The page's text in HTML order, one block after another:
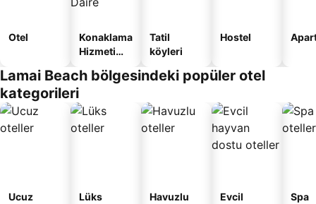
Otel
Konaklama
Hizmeti
Apart
Tatil
köyleri
Hostel
Lamai Beach bölgesindeki popüler otel
kategorileri
Ucuz
Lüks
Havuzlu
Evcil
Spa